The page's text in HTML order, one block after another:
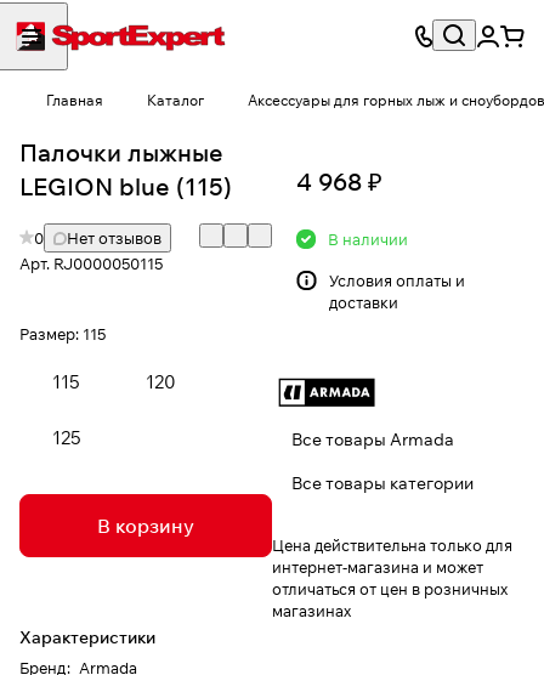
Главная Каталог Аксессуары для горных лыж и сноубордов
Палочки лыжные
LEGION blue (115)
0
Нет отзывов
Арт. RJ0000050115
Размер: 115
115 120
125
В корзину
Характеристики
Бренд: Armada
4 968 ₽
В наличии
Условия оплаты и
доставки
Все товары Armada
Все товары категории
Цена действительна только для
интернет-магазина и может
отличаться от цен в розничных
магазинах